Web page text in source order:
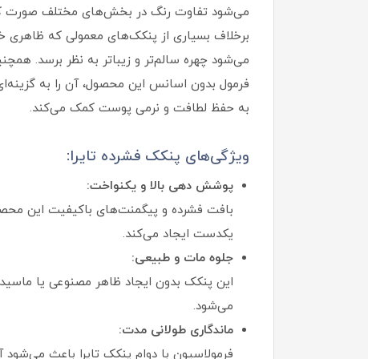
می‌شود تفاوت رنگ در بخش‌های مختلف صورت
برخلاف بسیاری از پنکک‌های معمولی که
می‌شود چهره سالم‌تر و زیباتر به نظر برسد.
فرمول بدون اسانس این محصول، آن را به
به حفظ لطافت و نرمی پوست کمک می‌کند.
ویژگی‌های پنکک فشرده تایرا:
پوشش‌ دهی بالا و یکنواخت:
بافت فشرده و پیگمنت‌های باکیفیت این
یکدست ایجاد می‌کند.
جلوه مات و طبیعی:
این پنکک بدون ایجاد ظاهر مصنوعی یا
می‌شود.
ماندگاری طولانی مدت:
فرمولاسیون با دوام پنکک تایرا باعث